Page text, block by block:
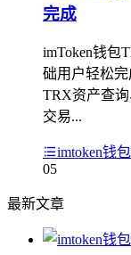
完成
imToken钱包
础用户轻松
TRX资产查
交易...
imtoken钱
05
最新文章